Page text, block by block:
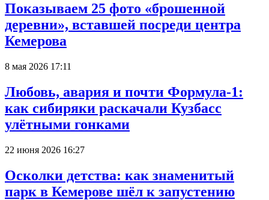
Показываем 25 фото «брошенной
деревни», вставшей посреди центра
Кемерова
8 мая 2026 17:11
Любовь, авария и почти Формула-1:
как сибиряки раскачали Кузбасс
улётными гонками
22 июня 2026 16:27
Осколки детства: как знаменитый
парк в Кемерове шёл к запустению